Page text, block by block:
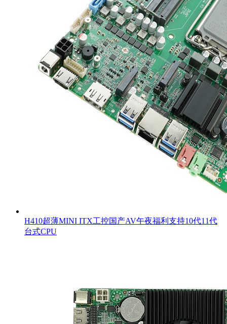
H410超薄MINI ITX工控国产AV午夜福利支持10代11代
台式CPU